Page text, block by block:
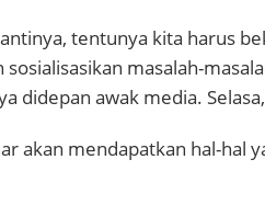
tentunya kita harus
masalah-
didepan awak media.
akan mendapatkan hal-hal